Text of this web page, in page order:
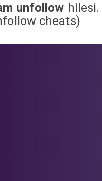
unfollow hilesi.
cheats)